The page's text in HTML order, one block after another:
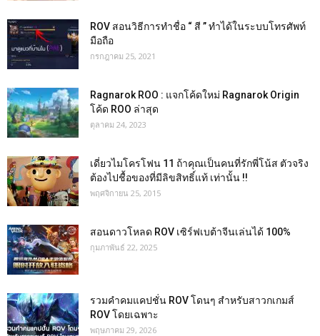
ROV สอนวิธีการทำชื่อ “ สี ” ทำได้ในระบบโทรศัพท์
มือถือ
กรกฎาคม 25, 2021
Ragnarok ROO : แจกโค้ดใหม่ Ragnarok Origin
โค้ด ROO ล่าสุด
ตุลาคม 24, 2023
เดี่ยวไมโครโฟน 11 ถ้าคุณเป็นคนที่รักพี่โน้ส ตัวจริง
ต้องไปชื้อของที่มีลิขสิทธิ์แท้ เท่านั้น !!
พฤศจิกายน 25, 2015
สอนดาวโหลด ROV เซิร์ฟเบต้าจีนเล่นได้ 100%
กุมภาพันธ์ 22, 2025
รวมคำคมแคปชั่น ROV โดนๆ สำหรับสาวกเกมส์
ROV โดยเฉพาะ
พฤษภาคม 29, 2026